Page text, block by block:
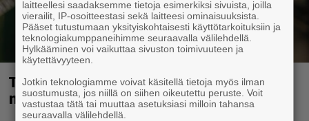
Tampereella sunnuntaina superpäivä –
nämä artistit mukana
laitteellesi saadaksemme tietoja esimerkiksi sivuista, joilla
vierailit, IP-osoitteestasi sekä laitteesi ominaisuuksista.
Pääset tutustumaan yksityiskohtaisesti käyttötarkoituksiin ja
teknologiakumppaneihimme seuraavalla välilehdellä.
Hylkääminen voi vaikuttaa sivuston toimivuuteen ja
käytettävyyteen.
Jotkin teknologiamme voivat käsitellä tietoja myös ilman
suostumusta, jos niillä on siihen oikeutettu peruste. Voit
vastustaa tätä tai muuttaa asetuksiasi milloin tahansa
seuraavalla välilehdellä.